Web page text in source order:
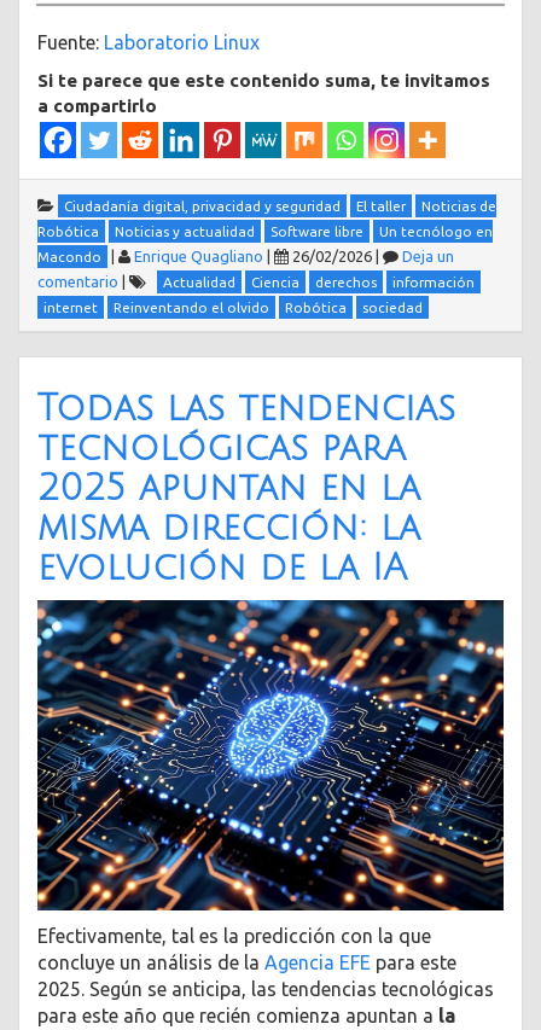
Fuente: Laboratorio Linux
Si te parece que este contenido suma, te invitamos
a compartirlo
Ciudadanía digital, privacidad y seguridad El taller
Noticias de
Robótica
Noticias y actualidad Software libre
Un tecnólogo en
Macondo
Enrique Quagliano 26/02/2026
Deja un
comentario
Actualidad Ciencia derechos
información
internet
Reinventando el olvido Robótica sociedad
Todas las tendencias
tecnológicas para
2025 apuntan en la
misma dirección: la
evolución de la IA
Efectivamente, tal es la predicción con la que
concluye un análisis de la Agencia EFE para este
2025. Según se anticipa, las tendencias tecnológicas
para este año que recién comienza apuntan a la